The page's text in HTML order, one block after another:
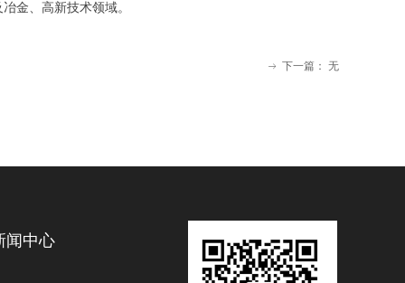
金、高新技术领域。
ꁹ 下一篇： 无
闻中心